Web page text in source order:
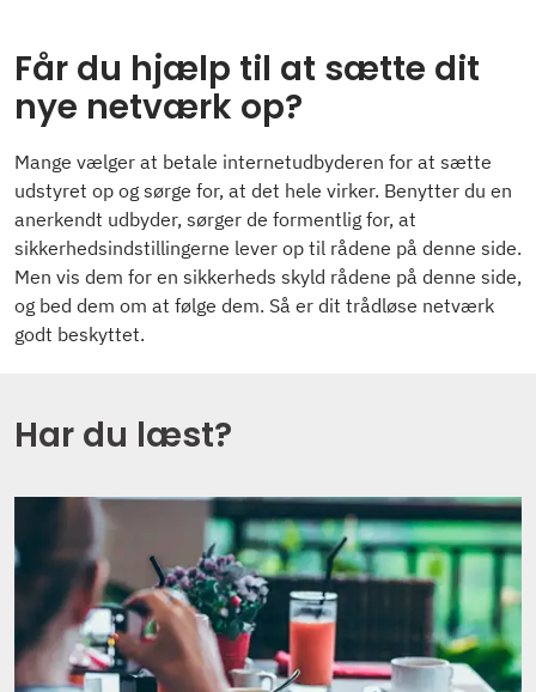
Får du hjælp til at sætte dit
nye netværk op?
Mange vælger at betale internetudbyderen for at sætte
udstyret op og sørge for, at det hele virker. Benytter du en
anerkendt udbyder, sørger de formentlig for, at
sikkerhedsindstillingerne lever op til rådene på denne side.
Men vis dem for en sikkerheds skyld rådene på denne side,
og bed dem om at følge dem. Så er dit trådløse netværk
godt beskyttet.
Har du læst?